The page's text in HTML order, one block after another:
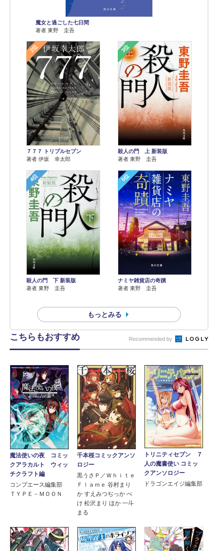
魔女と過ごした七日間
著者 東野 圭吾
2位
７７７ トリプルセブン
著者 伊坂 幸太郎
3位
殺人の門 上 新装版
著者 東野 圭吾
4位
殺人の門 下 新装版
著者 東野 圭吾
5位
ナミヤ雑貨店の奇蹟
著者 東野 圭吾
もっとみる
こちらもおすすめ Recommended by
魔法使いの夜 コミッ
クアラカルト ウィッ
チクラフト編
コンプエース編集部
ＴＹＰＥ－ＭＯＯＮ
千本桜コミックアンソ
ロジー
黒うさＰ／Ｗｈｉｔｅ
Ｆｌａｍｅ 谷村まり
か すえみつぢっか ぺ
け 松沢まり ほか 一斗
まる
トリニティセブン ７
人の魔書使い コミッ
クアンソロジー
ドラゴンエイジ編集部